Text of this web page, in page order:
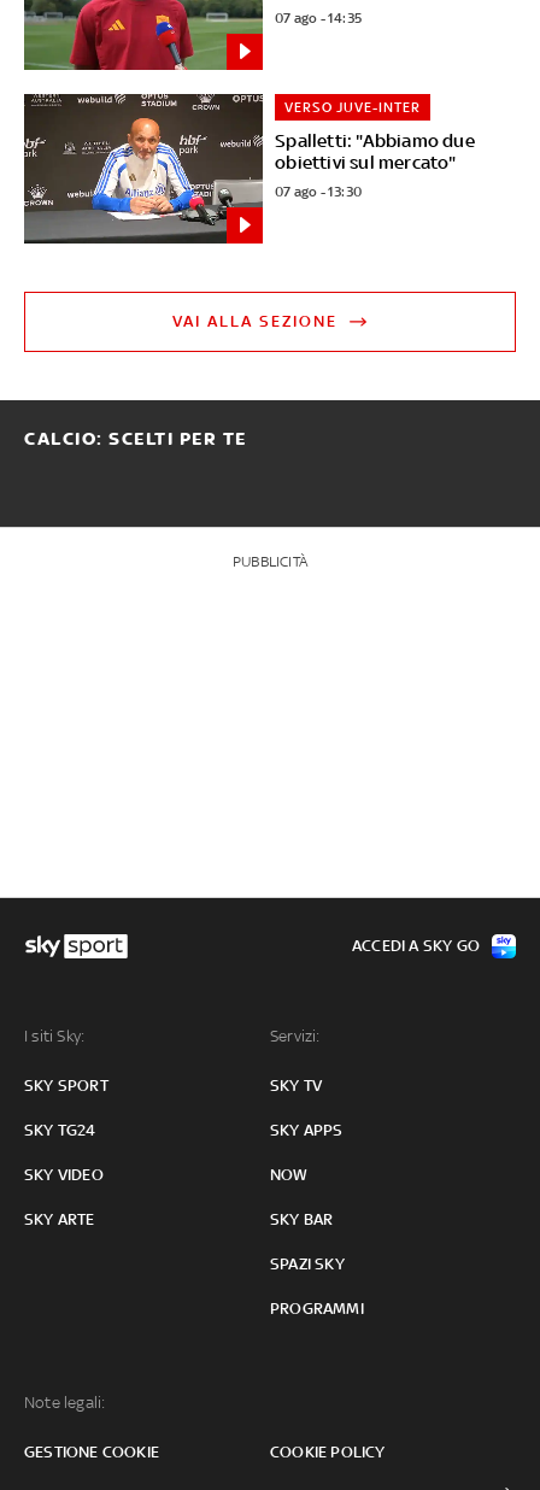
07 ago - 14:35
Spalletti: "Abbiamo due
obiettivi sul mercato"
VERSO JUVE-INTER
07 ago - 13:30
VAI ALLA SEZIONE
CALCIO: SCELTI PER TE
PUBBLICITÀ
I siti Sky:
SKY SPORT
SKY TG24
SKY VIDEO
SKY ARTE
Servizi:
SKY TV
SKY APPS
NOW
SKY BAR
SPAZI SKY
PROGRAMMI
Note legali:
GESTIONE COOKIE COOKIE POLICY
ACCEDI A SKY GO